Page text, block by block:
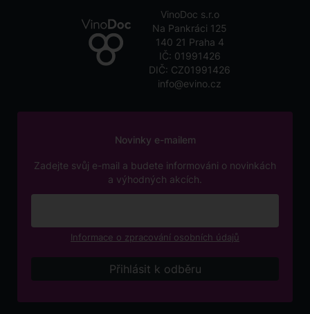
VinoDoc s.r.o
Na Pankráci 125
140 21 Praha 4
IČ: 01991426
DIČ: CZ01991426
info@evino.cz
Novinky e-mailem
Zadejte svůj e-mail a budete informováni o novinkách
a výhodných akcích.
Informace o zpracování osobních údajů